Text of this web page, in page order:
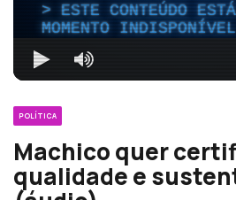
ESTE CONTEÚDO
MOMENTO INDISPONÍVEL
POLÍTICA
Machico quer
qualidade e